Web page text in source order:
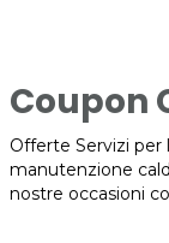
Coupon
Offerte Servizi per
manutenzione
nostre occasioni